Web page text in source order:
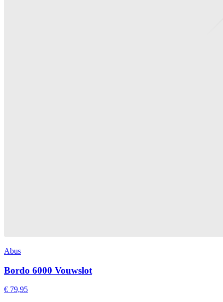
Abus
Bordo 6000 Vouwslot
€ 79,95